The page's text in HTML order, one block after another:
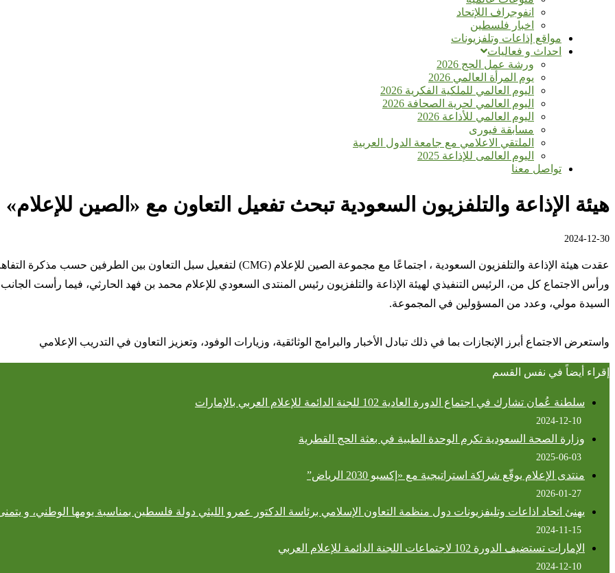
انفوجراف اللإتحاد
اخبار فلسطين
مواقع إذاعات وتلفزيونات
احداث و فعاليات
ورشة عمل الحج 2026
يوم المرأة العالمي 2026
اليوم العالمي للملكية الفكرية 2026
اليوم العالمي لحرية الصحافة 2026
اليوم العالمي للأذاعة 2026
مسابقة فيورى
الملتقي الاعلامي مع جامعة الدول العربية
اليوم العالمى للإذاعة 2025
تواصل معنا
هيئة الإذاعة والتلفزيون السعودية تبحث تفعيل التعاون مع «الصين للإعلام»
2024-12-30
عقدت هيئة الإذاعة والتلفزيون السعودية ، اجتماعًا مع مجموعة الصين للإعلام (CMG) لتفعيل سبل التعاون بين الطرفين حسب مذكرة التفاهم الموقعة بين الجانبين.
ورأس الاجتماع كل من، الرئيس التنفيذي لهيئة الإذاعة والتلفزيون رئيس المنتدى السعودي للإعلام محمد بن فهد الحارثي، فيما رأست
السيدة مولي، وعدد من المسؤولين في المجموعة.
واستعرض الاجتماع أبرز الإنجازات بما في ذلك تبادل الأخبار والبرامج الوثائقية، وزيارات الوفود، وتعزيز التعاون في التدريب الإعلامي
إقراء أيضاً في نفس القسم
سلطنة عُمان تشارك في اجتماع الدورة العادية 102 للجنة الدائمة للإعلام العربي بالإمارات
2024-12-10
وزارة الصحة السعودية تكرم الوحدة الطبية في بعثة الحج القطرية
2025-06-03
منتدى الإعلام يوقّع شراكة استراتيجية مع «إكسبو 2030 الرياض”
2026-01-27
يهنئ اتحاد اذاعات وتليفزيونات دول منظمة التعاون الإسلامي برئاسة الدكتور عمرو الليثي دولة فلسطين بمناسبة يومها الوطني، و يتمنى
2024-11-15
الإمارات تستضيف الدورة 102 لاجتماعات اللجنة الدائمة للإعلام العربي
2024-12-10